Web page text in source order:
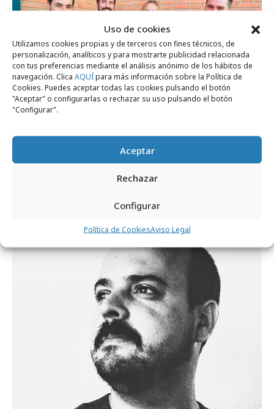
Uso de cookies
Utilizamos cookies propias y de terceros con fines técnicos, de
personalización, analíticos y para mostrarte publicidad relacionada
con tus preferencias mediante el análisis anónimo de los hábitos de
navegación. Clica AQUÍpara más información sobre la Política de
Cookies. Puedes aceptar todas las cookies pulsando el botón
"Aceptar" o configurarlas o rechazar su uso pulsando el botón
"Configurar".
Aceptar
Rechazar
Configurar
Política de CookiesAviso Legal
MRM//McCann refuerza su equipo creativo